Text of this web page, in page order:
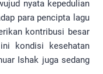
nyata kepedulian
para pencipta lagu
kontribusi besar
kondisi kesehatan
Ishak juga sedang